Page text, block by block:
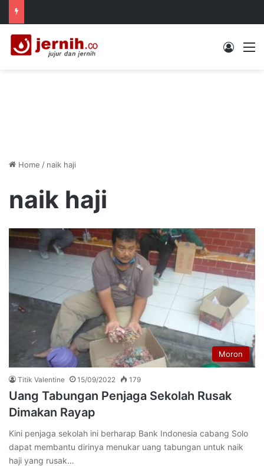
Log In
Home / naik haji
naik haji
Moron
Titik Valentine 15/09/2022 179
Uang Tabungan Penjaga Sekolah Rusak
Dimakan Rayap
Kini penjaga sekolah ini berharap Bank Indonesia cabang Solo
dapat membantu dirinya menukar uang tabungan untuk naik
haji yang rusak…